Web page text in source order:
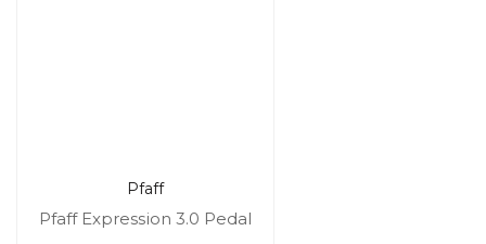
Pfaff
Pfaff Expression 3.0 Pedal